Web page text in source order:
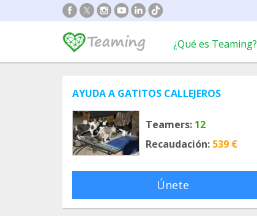
¿Qué es Teaming?
AYUDA A GATITOS CALLEJEROS
Teamers: 12
Recaudación: 539 €
Únete